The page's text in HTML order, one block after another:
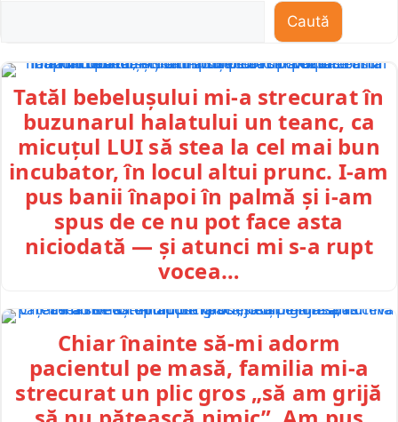
Caută
Tatăl bebelușului mi-a strecurat în
buzunarul halatului un teanc, ca
micuțul LUI să stea la cel mai bun
incubator, în locul altui prunc. I-am
pus banii înapoi în palmă și i-am
spus de ce nu pot face asta
niciodată — și atunci mi s-a rupt
vocea…
Chiar înainte să-mi adorm
pacientul pe masă, familia mi-a
strecurat un plic gros „să am grijă